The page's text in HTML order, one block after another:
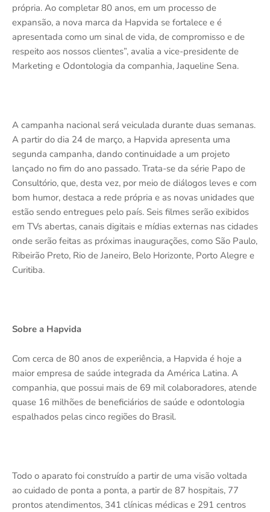
própria. Ao completar 80 anos, em um processo de
expansão, a nova marca da Hapvida se fortalece e é
apresentada como um sinal de vida, de compromisso e de
respeito aos nossos clientes”, avalia a vice-presidente de
Marketing e Odontologia da companhia, Jaqueline Sena.
A campanha nacional será veiculada durante duas semanas.
A partir do dia 24 de março, a Hapvida apresenta uma
segunda campanha, dando continuidade a um projeto
lançado no fim do ano passado. Trata-se da série Papo de
Consultório, que, desta vez, por meio de diálogos leves e com
bom humor, destaca a rede própria e as novas unidades que
estão sendo entregues pelo país. Seis filmes serão exibidos
em TVs abertas, canais digitais e mídias externas nas cidades
onde serão feitas as próximas inaugurações, como São Paulo,
Ribeirão Preto, Rio de Janeiro, Belo Horizonte, Porto Alegre e
Curitiba.
Sobre a Hapvida
Com cerca de 80 anos de experiência, a Hapvida é hoje a
maior empresa de saúde integrada da América Latina. A
companhia, que possui mais de 69 mil colaboradores, atende
quase 16 milhões de beneficiários de saúde e odontologia
espalhados pelas cinco regiões do Brasil.
Todo o aparato foi construído a partir de uma visão voltada
ao cuidado de ponta a ponta, a partir de 87 hospitais, 77
prontos atendimentos, 341 clínicas médicas e 291 centros